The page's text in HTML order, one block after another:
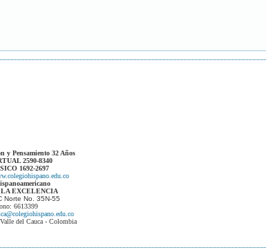
y Pensamiento 32 Años
2590-8340
1692-2697
EXCELENCIA
Norte No. 35N-55
6613399
del Cauca - Colombia